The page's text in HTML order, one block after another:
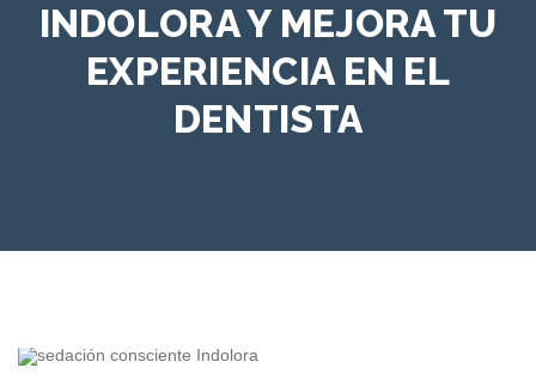
INDOLORA Y MEJORA TU
EXPERIENCIA EN EL
DENTISTA